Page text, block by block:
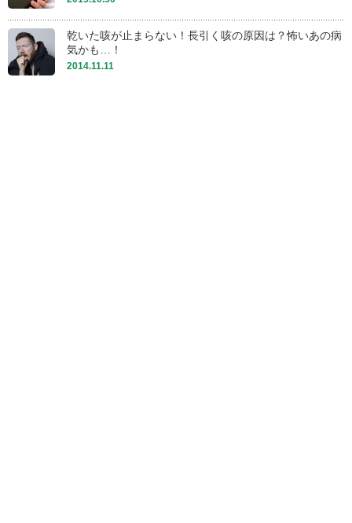
乾いた咳が止まらない！長引く咳の原因は？怖いあの病
気かも…！
2014.11.11